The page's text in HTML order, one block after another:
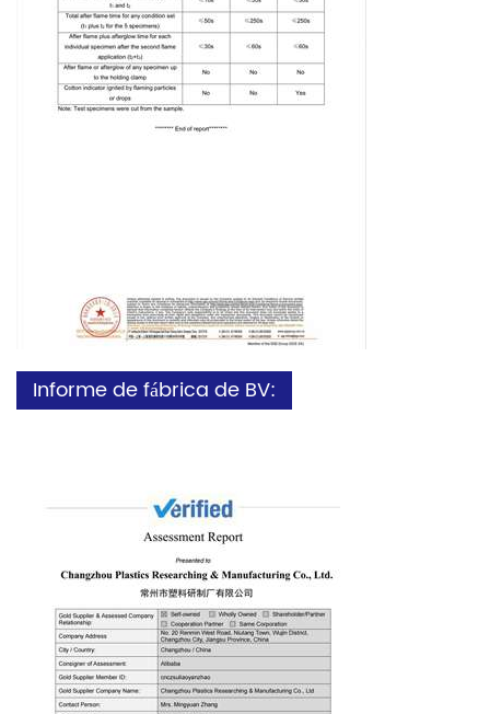
Informe de fábrica de BV: